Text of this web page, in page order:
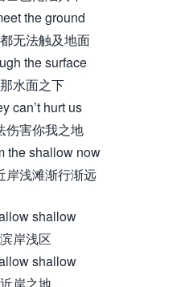
the ground
无法触及地面
the surface
水面之下
can’t hurt us
伤害你我之地
the shallow now
岸浅滩渐行渐远
shallow
岸浅区
shallow